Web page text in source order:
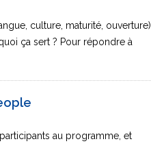
culture, maturité, ouverture).
ça sert ? Pour répondre à
au programme, et